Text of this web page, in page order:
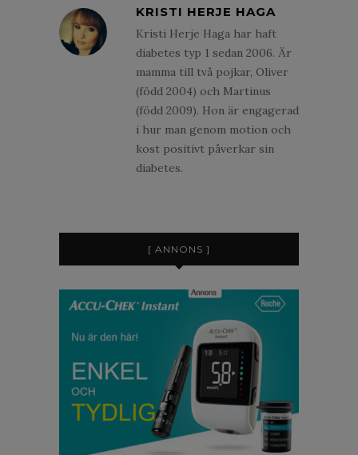
KRISTI HERJE HAGA
Kristi Herje Haga har haft
diabetes typ 1 sedan 2006. Är
mamma till två pojkar, Oliver
(född 2004) och Martinus
(född 2009). Hon är engagerad
i hur man genom motion och
kost positivt påverkar sin
diabetes.
[ ANNONS ]